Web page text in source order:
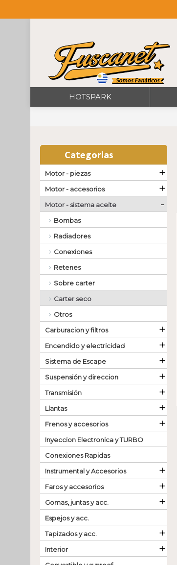
HOTSPARK
Categorias
Motor - piezas +
Motor - accesorios +
Motor - sistema aceite -
Bombas
Radiadores
Conexiones
Retenes
Sobre carter
Carter seco
Otros
Carburacion y filtros
+
Encendido y electricidad +
Sistema de Escape +
Suspensión y direccion +
Transmisión +
Llantas +
Frenos y accesorios +
Inyeccion Electronica y TURBO
Conexiones Rapidas
Instrumental y Accesorios
+
Faros y accesorios +
Gomas, juntas y acc. +
Espejos y acc.
Tapizados y acc.
+
Interior +